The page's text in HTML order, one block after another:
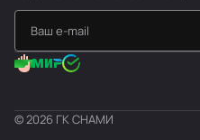
© 2026 ГК СНАМИ